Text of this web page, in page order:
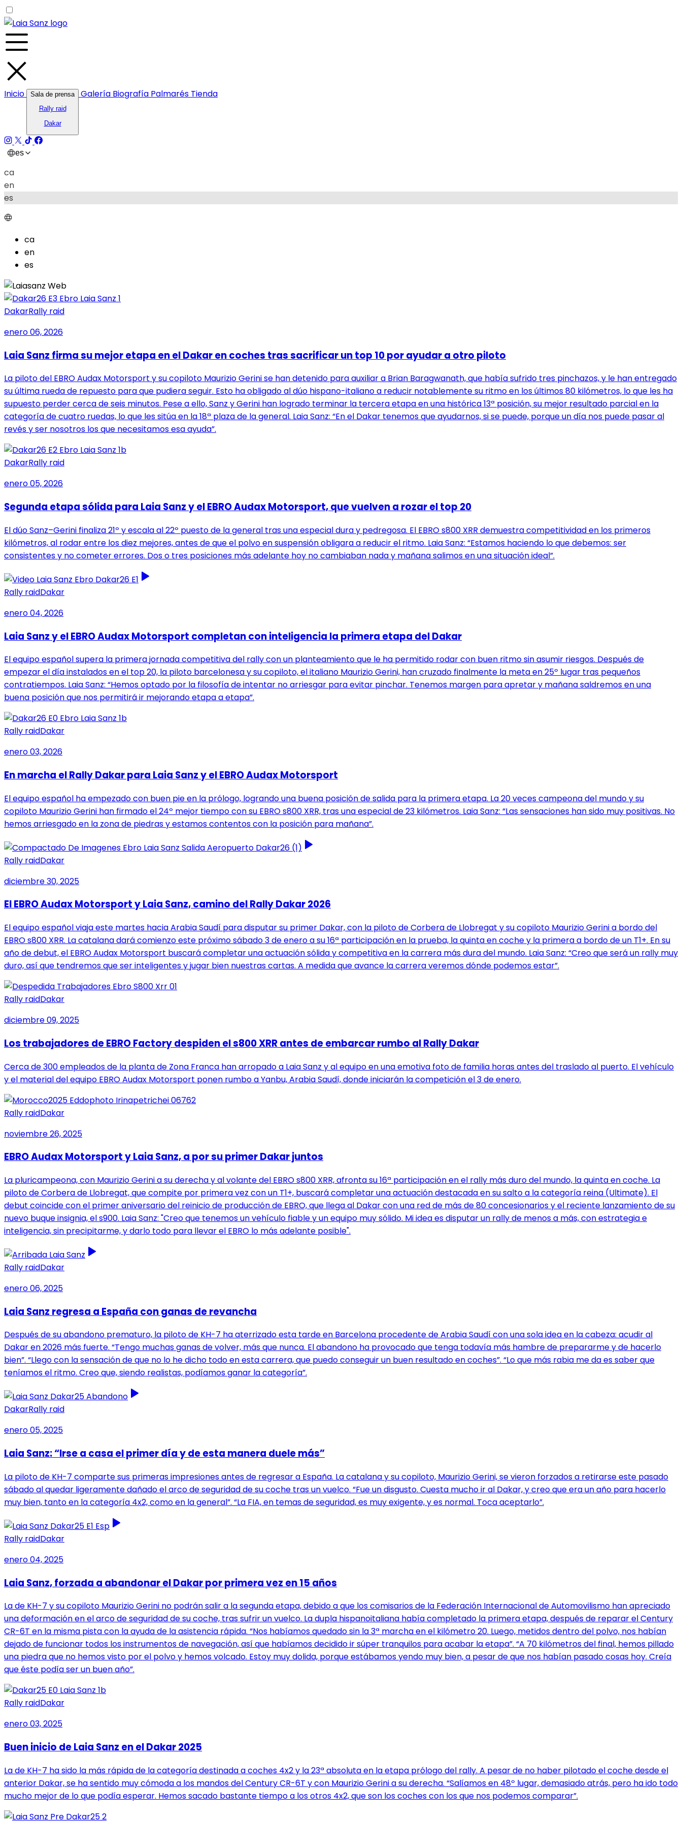
Inicio
Sala de prensa
Rally raid
Dakar
Galería Biografía Palmarés Tienda
es
ca
en
es
ca
en
es
DakarRally raid
enero 06, 2026
Laia Sanz firma su mejor etapa en el Dakar en coches tras sacrificar un top 10 por ayudar a otro piloto
La piloto del EBRO Audax Motorsport y su copiloto Maurizio Gerini se han detenido para auxiliar a Brian Baragwanath, que había sufrido tres pinchazos, y le han entregado
su última rueda de repuesto para que pudiera seguir. Esto ha obligado al dúo hispano-italiano a reducir notablemente su ritmo en los últimos 80 kilómetros, lo que les ha
supuesto perder cerca de seis minutos. Pese a ello, Sanz y Gerini han logrado terminar la tercera etapa en una histórica 13ª posición, su mejor resultado parcial en la
categoría de cuatro ruedas, lo que les sitúa en la 18ª plaza de la general. Laia Sanz: “En el Dakar tenemos que ayudarnos, si se puede, porque un día nos puede pasar al
revés y ser nosotros los que necesitamos esa ayuda”.
DakarRally raid
enero 05, 2026
Segunda etapa sólida para Laia Sanz y el EBRO Audax Motorsport, que vuelven a rozar el top 20
El dúo Sanz–Gerini finaliza 21º y escala al 22º puesto de la general tras una especial dura y pedregosa. El EBRO s800 XRR demuestra competitividad en los primeros
kilómetros, al rodar entre los diez mejores, antes de que el polvo en suspensión obligara a reducir el ritmo. Laia Sanz: “Estamos haciendo lo que debemos: ser
consistentes y no cometer errores. Dos o tres posiciones más adelante hoy no cambiaban nada y mañana salimos en una situación ideal”.
Rally raidDakar
enero 04, 2026
Laia Sanz y el EBRO Audax Motorsport completan con inteligencia la primera etapa del Dakar
El equipo español supera la primera jornada competitiva del rally con un planteamiento que le ha permitido rodar con buen ritmo sin asumir riesgos. Después de
empezar el día instalados en el top 20, la piloto barcelonesa y su copiloto, el italiano Maurizio Gerini, han cruzado finalmente la meta en 25º lugar tras pequeños
contratiempos. Laia Sanz: “Hemos optado por la filosofía de intentar no arriesgar para evitar pinchar. Tenemos margen para apretar y mañana saldremos en una
buena posición que nos permitirá ir mejorando etapa a etapa”.
Rally raidDakar
enero 03, 2026
En marcha el Rally Dakar para Laia Sanz y el EBRO Audax Motorsport
El equipo español ha empezado con buen pie en la prólogo, logrando una buena posición de salida para la primera etapa. La 20 veces campeona del mundo y su
copiloto Maurizio Gerini han firmado el 24º mejor tiempo con su EBRO s800 XRR, tras una especial de 23 kilómetros. Laia Sanz: “Las sensaciones han sido muy positivas. No
hemos arriesgado en la zona de piedras y estamos contentos con la posición para mañana”.
Rally raidDakar
diciembre 30, 2025
El EBRO Audax Motorsport y Laia Sanz, camino del Rally Dakar 2026
El equipo español viaja este martes hacia Arabia Saudí para disputar su primer Dakar, con la piloto de Corbera de Llobregat y su copiloto Maurizio Gerini a bordo del
EBRO s800 XRR. La catalana dará comienzo este próximo sábado 3 de enero a su 16ª participación en la prueba, la quinta en coche y la primera a bordo de un T1+. En su
año de debut, el EBRO Audax Motorsport buscará completar una actuación sólida y competitiva en la carrera más dura del mundo. Laia Sanz: “Creo que será un rally muy
duro, así que tendremos que ser inteligentes y jugar bien nuestras cartas. A medida que avance la carrera veremos dónde podemos estar”.
Rally raidDakar
diciembre 09, 2025
Los trabajadores de EBRO Factory despiden el s800 XRR antes de embarcar rumbo al Rally Dakar
Cerca de 300 empleados de la planta de Zona Franca han arropado a Laia Sanz y al equipo en una emotiva foto de familia horas antes del traslado al puerto. El vehículo
y el material del equipo EBRO Audax Motorsport ponen rumbo a Yanbu, Arabia Saudí, donde iniciarán la competición el 3 de enero.
Rally raidDakar
noviembre 26, 2025
EBRO Audax Motorsport y Laia Sanz, a por su primer Dakar juntos
La pluricampeona, con Maurizio Gerini a su derecha y al volante del EBRO s800 XRR, afronta su 16ª participación en el rally más duro del mundo, la quinta en coche. La
piloto de Corbera de Llobregat, que compite por primera vez con un T1+, buscará completar una actuación destacada en su salto a la categoría reina (Ultimate). El
debut coincide con el primer aniversario del reinicio de producción de EBRO, que llega al Dakar con una red de más de 80 concesionarios y el reciente lanzamiento de su
nuevo buque insignia, el s900. Laia Sanz: "Creo que tenemos un vehículo fiable y un equipo muy sólido. Mi idea es disputar un rally de menos a más, con estrategia e
inteligencia, sin precipitarme, y darlo todo para llevar el EBRO lo más adelante posible".
Rally raidDakar
enero 06, 2025
Laia Sanz regresa a España con ganas de revancha
Después de su abandono prematuro, la piloto de KH-7 ha aterrizado esta tarde en Barcelona procedente de Arabia Saudí con una sola idea en la cabeza: acudir al
Dakar en 2026 más fuerte. “Tengo muchas ganas de volver, más que nunca. El abandono ha provocado que tenga todavía más hambre de prepararme y de hacerlo
bien”. “Llego con la sensación de que no lo he dicho todo en esta carrera, que puedo conseguir un buen resultado en coches”. “Lo que más rabia me da es saber que
teníamos el ritmo. Creo que, siendo realistas, podíamos ganar la categoría”.
DakarRally raid
enero 05, 2025
Laia Sanz: “Irse a casa el primer día y de esta manera duele más”
La piloto de KH-7 comparte sus primeras impresiones antes de regresar a España. La catalana y su copiloto, Maurizio Gerini, se vieron forzados a retirarse este pasado
sábado al quedar ligeramente dañado el arco de seguridad de su coche tras un vuelco. “Fue un disgusto. Cuesta mucho ir al Dakar, y creo que era un año para hacerlo
muy bien, tanto en la categoría 4x2, como en la general”. “La FIA, en temas de seguridad, es muy exigente, y es normal. Toca aceptarlo”.
Rally raidDakar
enero 04, 2025
Laia Sanz, forzada a abandonar el Dakar por primera vez en 15 años
La de KH-7 y su copiloto Maurizio Gerini no podrán salir a la segunda etapa, debido a que los comisarios de la Federación Internacional de Automovilismo han apreciado
una deformación en el arco de seguridad de su coche, tras sufrir un vuelco. La dupla hispanoitaliana había completado la primera etapa, después de reparar el Century
CR-6T en la misma pista con la ayuda de la asistencia rápida. “Nos habíamos quedado sin la 3ª marcha en el kilómetro 20. Luego, metidos dentro del polvo, nos habían
dejado de funcionar todos los instrumentos de navegación, así que habíamos decidido ir súper tranquilos para acabar la etapa”. “A 70 kilómetros del final, hemos pillado
una piedra que no hemos visto por el polvo y hemos volcado. Estoy muy dolida, porque estábamos yendo muy bien, a pesar de que nos habían pasado cosas hoy. Creía
que éste podía ser un buen año”.
Rally raidDakar
enero 03, 2025
Buen inicio de Laia Sanz en el Dakar 2025
La de KH-7 ha sido la más rápida de la categoría destinada a coches 4x2 y la 23ª absoluta en la etapa prólogo del rally. A pesar de no haber pilotado el coche desde el
anterior Dakar, se ha sentido muy cómoda a los mandos del Century CR-6T y con Maurizio Gerini a su derecha. “Salíamos en 48º lugar, demasiado atrás, pero ha ido todo
mucho mejor de lo que podía esperar. Hemos sacado bastante tiempo a los otros 4x2, que son los coches con los que nos podemos comparar”.